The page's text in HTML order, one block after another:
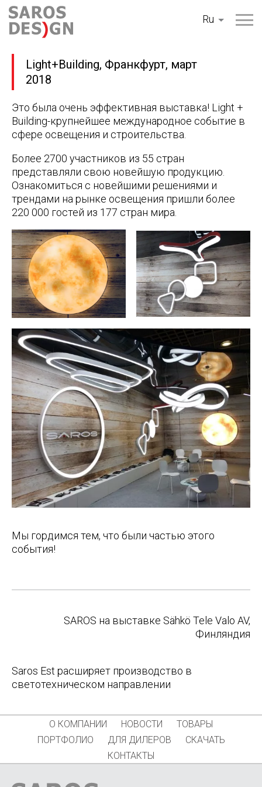
Перейти
содержанию
Ru
Light+Building, Франкфурт, март
2018
Это была очень эффективная выставка! Light +
Building-крупнейшее международное событие в
сфере освещения и строительства.
Более 2700 участников из 55 стран
представляли свою новейшую продукцию.
Ознакомиться с новейшими решениями и
трендами на рынке освещения пришли более
220 000 гостей из 177 стран мира.
Мы гордимся тем, что были частью этого
события!
SAROS на выставке Sähkö Tele Valo AV,
Финляндия
Saros Est расширяет производство в
светотехническом направлении
О КОМПАНИИ НОВОСТИ
ТОВАРЫ
ПОРТФОЛИО
ДЛЯ ДИЛЕРОВ
СКАЧАТЬ
КОНТАКТЫ